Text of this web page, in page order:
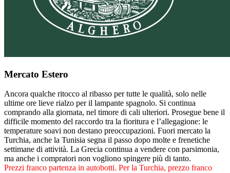
Mercato Estero
Ancora qualche ritocco al ribasso per tutte le qualità, solo nelle
ultime ore lieve rialzo per il lampante spagnolo. Si continua
comprando alla giornata, nel timore di cali ulteriori. Prosegue bene il
difficile momento del raccordo tra la fioritura e l’allegagione: le
temperature soavi non destano preoccupazioni. Fuori mercato la
Turchia, anche la Tunisia segna il passo dopo molte e frenetiche
settimane di attività. La Grecia continua a vendere con parsimonia,
ma anche i compratori non vogliono spingere più di tanto.
Prezzi franco partenza in autobotti. Per la Turchia, prezzo franco